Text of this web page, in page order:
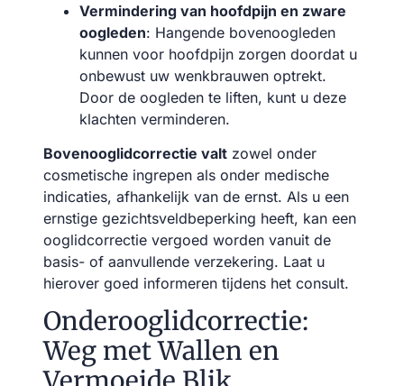
Vermindering van hoofdpijn en zware
oogleden: Hangende bovenoogleden
kunnen voor hoofdpijn zorgen doordat u
onbewust uw wenkbrauwen optrekt.
Door de oogleden te liften, kunt u deze
klachten verminderen.
Bovenooglidcorrectie valt zowel onder
cosmetische ingrepen als onder medische
indicaties, afhankelijk van de ernst. Als u een
ernstige gezichtsveldbeperking heeft, kan een
ooglidcorrectie vergoed worden vanuit de
basis- of aanvullende verzekering. Laat u
hierover goed informeren tijdens het consult.
Onderooglidcorrectie:
Weg met Wallen en